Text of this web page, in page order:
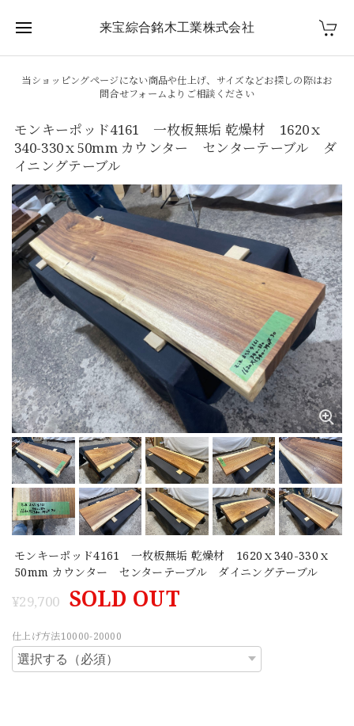
来宝綜合銘木工業株式会社
当ショッピングページにない商品や仕上げ、サイズなどお探しの際はお
問合せフォームよりご相談ください
モンキーポッド4161 一枚板無垢 乾燥材 1620ｘ
340-330ｘ50mm カウンター センターテーブル ダ
イニングテーブル
モンキーポッド4161 一枚板無垢 乾燥材 1620ｘ340-330ｘ
50mm カウンター センターテーブル ダイニングテーブル
¥29,700 SOLD OUT
仕上げ方法10000-20000